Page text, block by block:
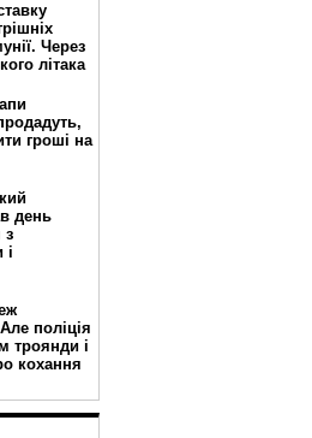
Через
літака
гроші на
день
з
і
поліція
троянди і
кохання